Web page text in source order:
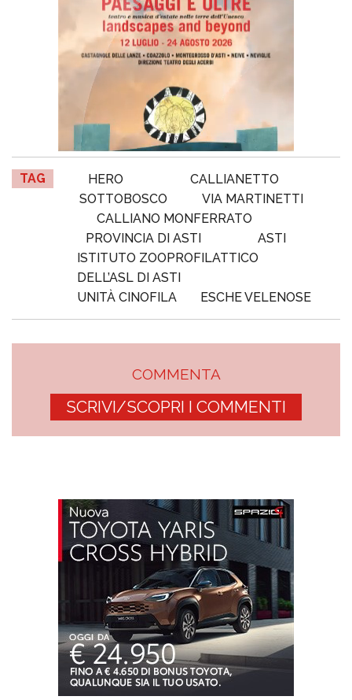
TAG HERO
CALLIANETTO
SOTTOBOSCO
VIA MARTINETTI
CALLIANO MONFERRATO
PROVINCIA DI ASTI
ASTI
ISTITUTO ZOOPROFILATTICO
DELL’ASL DI ASTI
UNITÀ CINOFILA
ESCHE VELENOSE
COMMENTA
SCRIVI/SCOPRI I COMMENTI